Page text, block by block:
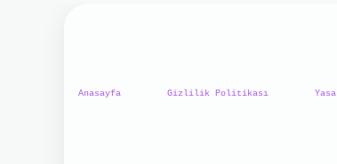
Anasayfa Gizlilik Politikası